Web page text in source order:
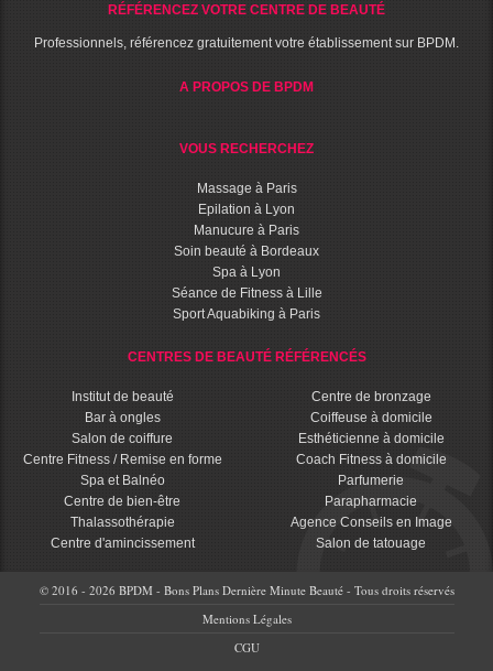
RÉFÉRENCEZ VOTRE CENTRE DE BEAUTÉ
Professionnels, référencez gratuitement votre établissement sur BPDM.
A PROPOS DE BPDM
VOUS RECHERCHEZ
Massage à Paris
Epilation à Lyon
Manucure à Paris
Soin beauté à Bordeaux
Spa à Lyon
Séance de Fitness à Lille
Sport Aquabiking à Paris
CENTRES DE BEAUTÉ RÉFÉRENCÉS
Institut de beauté
Bar à ongles
Salon de coiffure
Centre Fitness / Remise en forme
Spa et Balnéo
Centre de bien-être
Thalassothérapie
Centre d'amincissement
Centre de bronzage
Coiffeuse à domicile
Esthéticienne à domicile
Coach Fitness à domicile
Parfumerie
Parapharmacie
Agence Conseils en Image
Salon de tatouage
© 2016 - 2026 BPDM - Bons Plans Dernière Minute Beauté - Tous droits réservés
Mentions Légales
CGU